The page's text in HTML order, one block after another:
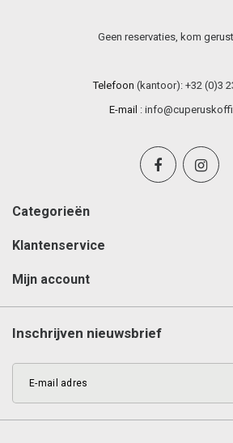
Geen reservaties, kom
Telefoon (kantoor): +32 (0)3
E-mail :
Categorieën
Klantenservice
Mijn account
Inschrijven nieuwsbrief